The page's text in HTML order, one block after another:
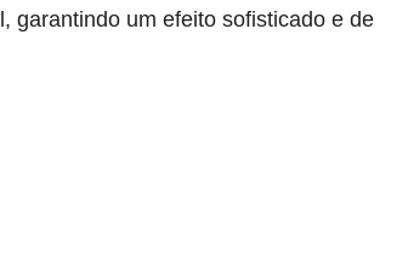
garantindo um efeito sofisticado e de